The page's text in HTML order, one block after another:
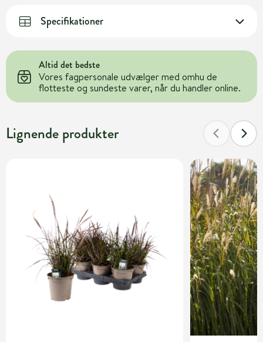
Specifikationer
Altid det bedste
Vores fagpersonale udvælger med omhu de
flotteste og sundeste varer, når du handler online.
Lignende produkter